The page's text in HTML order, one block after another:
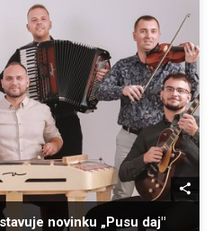
novinku „Pusu daj"